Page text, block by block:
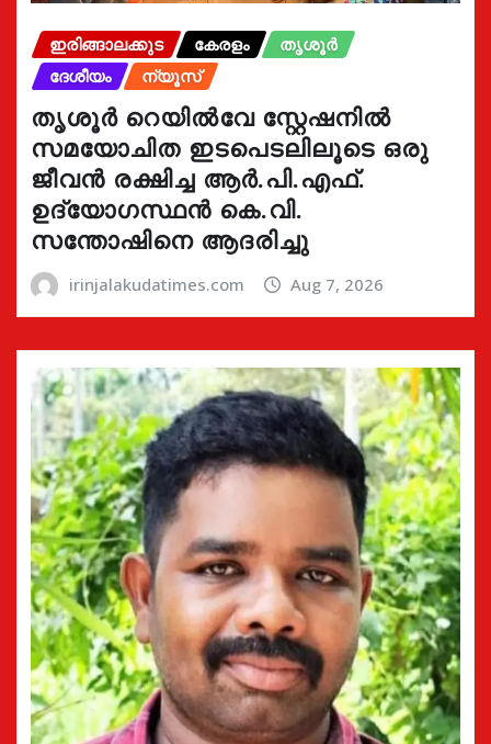
ഇരിങ്ങാലക്കുട കേരളം
തൃശൂർ
ദേശീയം
ന്യൂസ്
തൃശൂർ റെയിൽവേ സ്റ്റേഷനിൽ
സമയോചിത ഇടപെടലിലൂടെ ഒരു
ജീവൻ രക്ഷിച്ച ആർ.പി.എഫ്.
ഉദ്യോഗസ്ഥൻ കെ.വി.
സന്തോഷിനെ ആദരിച്ചു
irinjalakudatimes.com Aug 7, 2026